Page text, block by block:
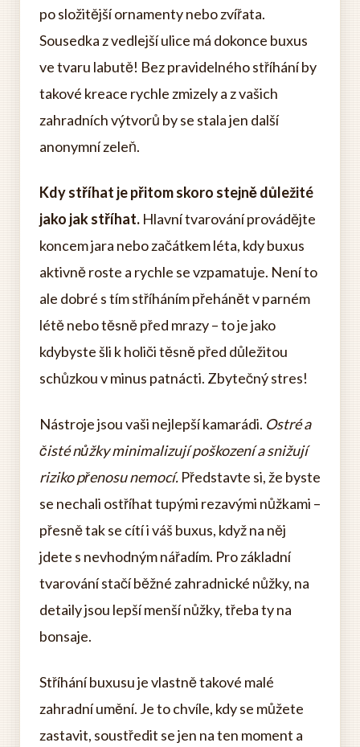
po složitější ornamenty nebo zvířata.
Sousedka z vedlejší ulice má dokonce buxus
ve tvaru labutě! Bez pravidelného stříhání by
takové kreace rychle zmizely a z vašich
zahradních výtvorů by se stala jen další
anonymní zeleň.
Kdy stříhat je přitom skoro stejně důležité
jako jak stříhat. Hlavní tvarování provádějte
koncem jara nebo začátkem léta, kdy buxus
aktivně roste a rychle se vzpamatuje. Není to
ale dobré s tím stříháním přehánět v parném
létě nebo těsně před mrazy – to je jako
kdybyste šli k holiči těsně před důležitou
schůzkou v minus patnácti. Zbytečný stres!
Nástroje jsou vaši nejlepší kamarádi. Ostré a
čisté nůžky minimalizují poškození a snižují
riziko přenosu nemocí. Představte si, že byste
se nechali ostříhat tupými rezavými nůžkami –
přesně tak se cítí i váš buxus, když na něj
jdete s nevhodným nářadím. Pro základní
tvarování stačí běžné zahradnické nůžky, na
detaily jsou lepší menší nůžky, třeba ty na
bonsaje.
Stříhání buxusu je vlastně takové malé
zahradní umění. Je to chvíle, kdy se můžete
zastavit, soustředit se jen na ten moment a